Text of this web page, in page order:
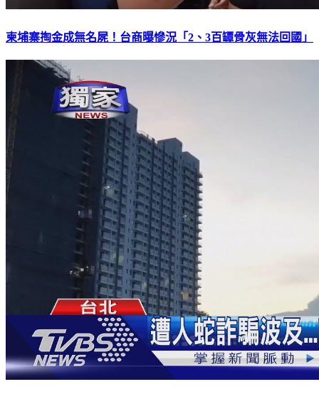
柬埔寨掏金成無名屍！台商曝慘況「2、3百罈骨灰無法回國」